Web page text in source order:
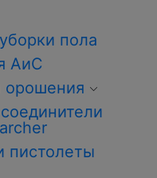
пола
АиС
орошения
пистолеты